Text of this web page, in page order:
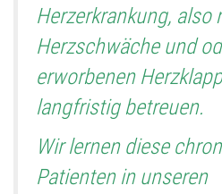
Herzerkrankung, also
Herzschwäche und
erworbenen
langfristig betreuen.
Wir lernen diese
Patienten in unseren